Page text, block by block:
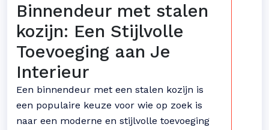
Binnendeur met stalen
kozijn: Een Stijlvolle
Toevoeging aan Je
Interieur
Een binnendeur met een stalen kozijn is
een populaire keuze voor wie op zoek is
naar een moderne en stijlvolle toevoeging